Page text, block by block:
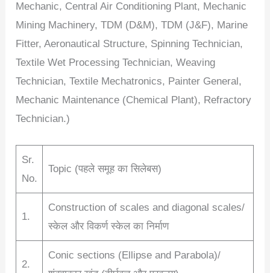
Mechanic, Central Air Conditioning Plant, Mechanic
Mining Machinery, TDM (D&M), TDM (J&F), Marine
Fitter, Aeronautical Structure, Spinning Technician,
Textile Wet Processing Technician, Weaving
Technician, Textile Mechatronics, Painter General,
Mechanic Maintenance (Chemical Plant), Refractory
Technician.)
Sr.
No.
Topic (पहले समूह का सिलेबस)
1.
Construction of scales and diagonal scales/
स्केल और विकर्ण स्केल का निर्माण
2.
Conic sections (Ellipse and Parabola)/